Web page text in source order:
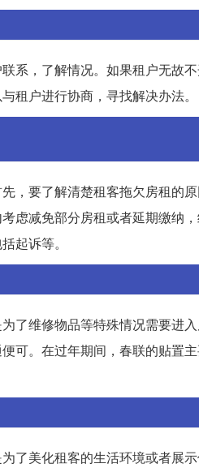
系，了解情况。如果租户无故
租户进行协商，寻找解决办法。
，要了解清楚租客拖欠房租的
虑减免部分房租或者延期缴纳
起诉等。
了维修物品等特殊情况需要进
可。在过年期间，春联的贴置
了美化租客的生活环境或者展